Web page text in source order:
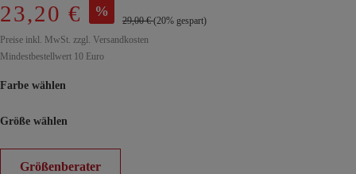
23,20 € %
29,00 €(20% gespart)
Preise inkl. MwSt. zzgl. Versandkosten
Mindestbestellwert 10 Euro
Farbe wählen
Größe wählen
Größenberater